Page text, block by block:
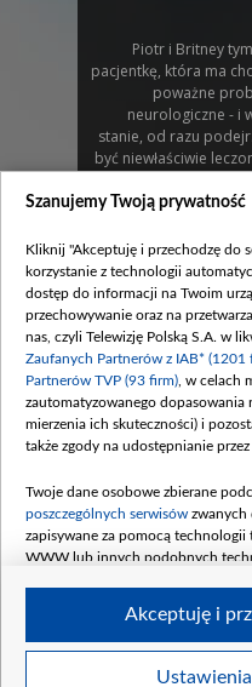
Piotr i Britney
pacjentkę, która ma
poważne
neurologiczne - i
stanie, od razu
być niewłaściwie
upadku z
Tymczasem po
postanowiła go
Zobacz również
Odcinek 914
W 914.
regulamin tvp.pl
Szanujemy Twoją prywatność
Kliknij "Akceptuję i przechodzę do
korzystanie z technologii
dostęp do informacji na Twoim
przechowywanie oraz na
nas, czyli Telewizję Polską S.A. w
Zaufanych Partnerów z IAB* (1201
Partnerów TVP (93 firm) , w celach
zautomatyzowanego dopasowania
mierzenia ich skuteczności) i
także zgody na udostępnianie
Twoje dane osobowe zbierane
poszczególnych serwisów zwanych
zapisywane za pomocą
WWW lub innych podobnych
Twoje dane osobowe zbierane
Akceptuję i